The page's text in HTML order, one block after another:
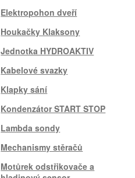
Elektropohon dveří
Houkačky Klaksony
Jednotka HYDROAKTIV
Kabelové svazky
Klapky sání
Kondenzátor START STOP
Lambda sondy
Mechanismy stěračů
Motůrek odstřikovače a